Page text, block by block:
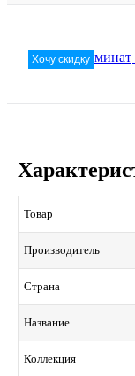
Хочу скидку
Товар
Производитель
Страна
Название
Коллекция